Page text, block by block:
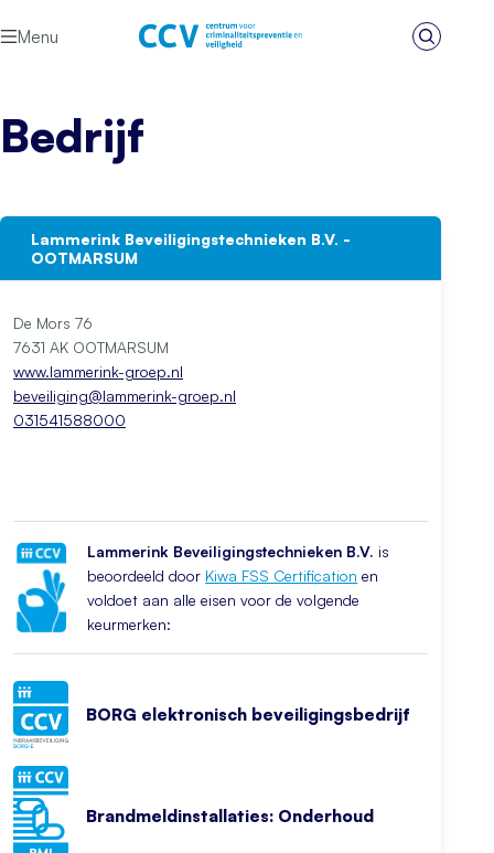
Menu
Zoeken
Bedrijf
Lammerink Beveiligingstechnieken B.V. -
OOTMARSUM
De Mors 76
7631 AK OOTMARSUM
www.lammerink-groep.nl
beveiliging@lammerink-groep.nl
031541588000
Lammerink Beveiligingstechnieken B.V. is
beoordeeld door Kiwa FSS Certification en
voldoet aan alle eisen voor de volgende
keurmerken:
BORG elektronisch beveiligingsbedrijf
Brandmeldinstallaties: Onderhoud